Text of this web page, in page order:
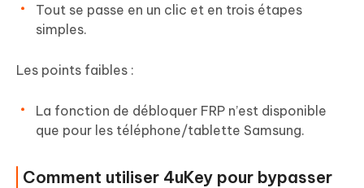
Tout se passe en un clic et en trois étapes
simples.
Les points faibles :
La fonction de débloquer FRP n’est disponible
que pour les téléphone/tablette Samsung.
Comment utiliser 4uKey pour bypasser